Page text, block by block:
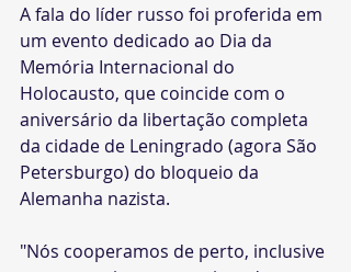
A fala do líder russo foi proferida em
um evento dedicado ao Dia da
Memória Internacional do
Holocausto, que coincide com o
aniversário da libertação completa
da cidade de Leningrado (agora São
Petersburgo) do bloqueio da
Alemanha nazista.
"Nós cooperamos de perto, inclusive